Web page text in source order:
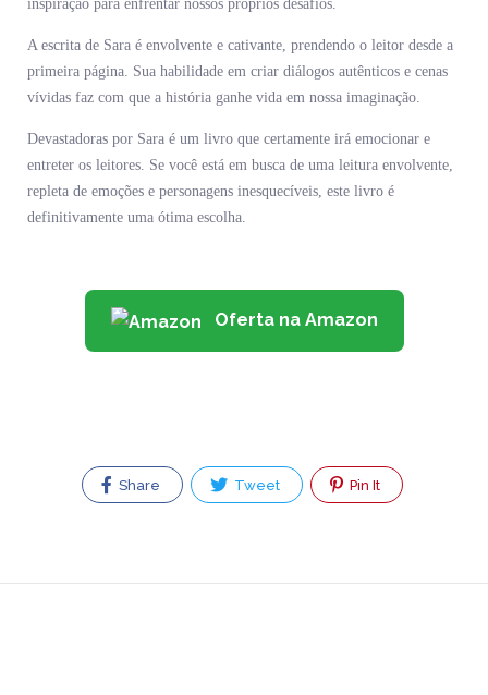
inspiração para enfrentar nossos próprios desafios.
A escrita de Sara é envolvente e cativante, prendendo o leitor desde a
primeira página. Sua habilidade em criar diálogos autênticos e cenas
vívidas faz com que a história ganhe vida em nossa imaginação.
Devastadoras por Sara é um livro que certamente irá emocionar e
entreter os leitores. Se você está em busca de uma leitura envolvente,
repleta de emoções e personagens inesquecíveis, este livro é
definitivamente uma ótima escolha.
Oferta na Amazon
Share Tweet Pin It